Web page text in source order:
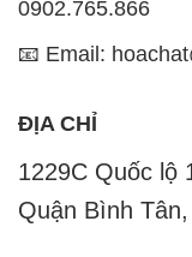
1229C Quốc lộ
Quận Bình
CÔNG TY XNK
PHÁT